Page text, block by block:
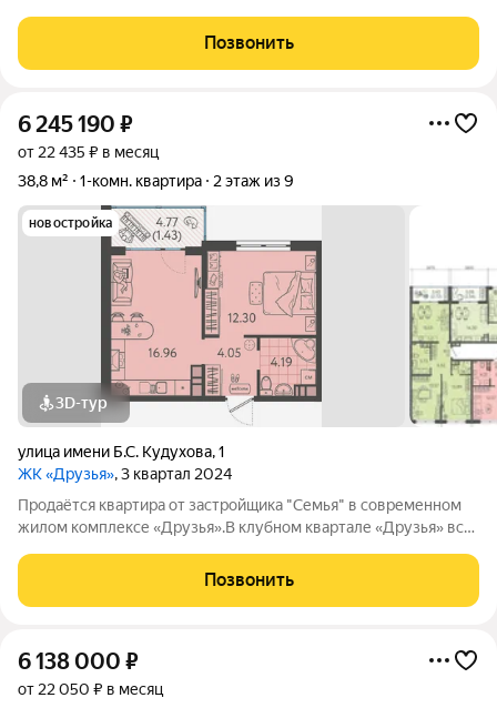
Бесплатные игровая комната для детей и антикафе для
подростков; Широкие лоджии до 1,5
Позвонить
6 245 190 ₽
от 22 435 ₽ в месяц
38,8 м²
1-комн. квартира 2 этаж из 9
новостройка
3D-тур
улица имени Б.С. Кудухова,1
ЖК «Друзья», 3 квартал 2024
Продаётся квартира от застройщика "Семья" в современном
жилом комплексе «Друзья».В клубном квартале «Друзья» все
Бесплатные игровая комната для детей и антикафе для
подростков; Широкие лоджии до 1,5
Позвонить
6 138 000 ₽
от 22 050 ₽ в месяц